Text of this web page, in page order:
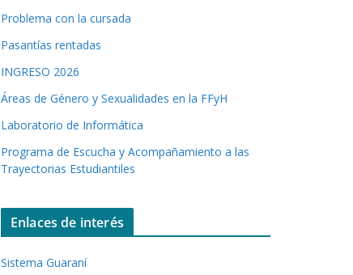
Problema con la cursada
Pasantías rentadas
INGRESO 2026
Áreas de Género y Sexualidades en la FFyH
Laboratorio de Informática
Programa de Escucha y Acompañamiento a las
Trayectorias Estudiantiles
Enlaces de interés
Sistema Guaraní